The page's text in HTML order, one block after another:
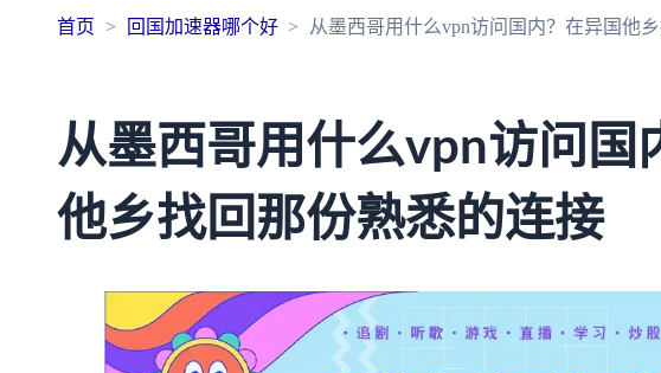
首页 回国加速器哪个好 从墨西哥用什么vpn访问国内？在异国他
从墨西哥用什么vpn访问国
他乡找回那份熟悉的连接